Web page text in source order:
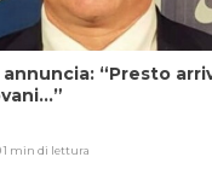
“Presto
1 min di lettura